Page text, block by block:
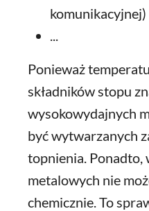
komunikacyjnej)
...
Ponieważ
składników stopu
wysokowydajnych
być wytwarzanych
topnienia. Ponadto,
metalowych nie
chemicznie. To